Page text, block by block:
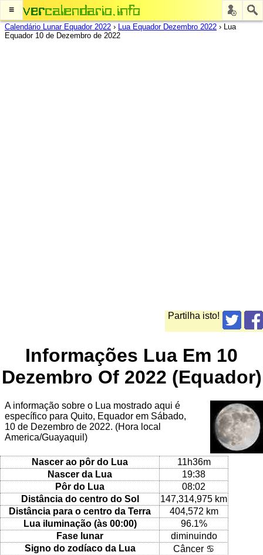
≡
Calendário Lunar Equador 2022 › Lua Equador Dezembro 2022 › Lua
Equador 10 de Dezembro de 2022
Partilha isto!
Informações Lua Em 10
Dezembro Of 2022 (Equador)
A informação sobre o Lua mostrado aqui é
específico para Quito, Equador em Sábado,
10 de Dezembro de 2022. (Hora local
America/Guayaquil)
Nascer ao pôr do Lua
11h36m
Nascer da Lua
19:38
Pôr do Lua
08:02
Distância do centro do Sol
147,314,975 km
Distância para o centro da Terra
404,572 km
Lua iluminação (às 00:00)
96.1%
Fase lunar
diminuindo
Signo do zodíaco da Lua
Câncer ♋